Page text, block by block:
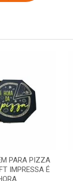
PARA PIZZA
IMPRESSA É